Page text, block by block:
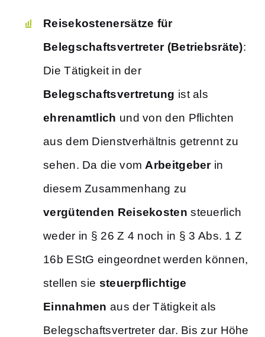
Reisekostenersätze für
Belegschaftsvertreter (Betriebsräte):
Die Tätigkeit in der
Belegschaftsvertretung ist als
ehrenamtlich und von den Pflichten
aus dem Dienstverhältnis getrennt zu
sehen. Da die vom Arbeitgeberin
diesem Zusammenhang zu
vergütenden Reisekosten steuerlich
weder in § 26 Z 4 noch in § 3 Abs. 1 Z
16b EStG eingeordnet werden können,
stellen sie steuerpflichtige
Einnahmen aus der Tätigkeit als
Belegschaftsvertreter dar. Bis zur Höhe